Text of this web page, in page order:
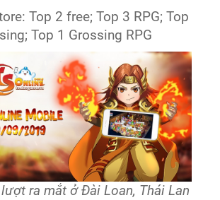
Top 2 free; Top 3 RPG; Top
Top 1 Grossing RPG
ra mắt ở Đài Loan, Thái Lan